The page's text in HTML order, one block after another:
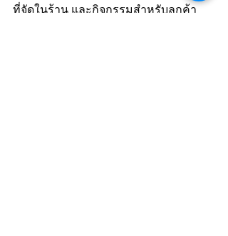
ที่จัดในร้าน และกิจกรรมสำหรับลูกค้า